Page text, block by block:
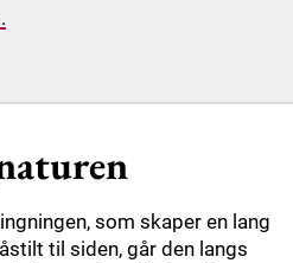
som skaper en lang
til siden, går den langs